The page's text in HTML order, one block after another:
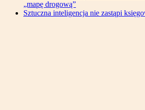
„mapę drogową”
Sztuczna inteligencja nie zastąpi